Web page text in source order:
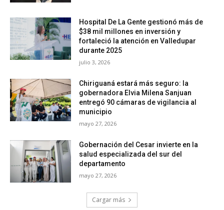
Hospital De La Gente gestionó más de
$38 mil millones en inversión y
fortaleció la atención en Valledupar
durante 2025
julio 3, 2026
Chiriguaná estará más seguro: la
gobernadora Elvia Milena Sanjuan
entregó 90 cámaras de vigilancia al
municipio
mayo 27, 2026
Gobernación del Cesar invierte en la
salud especializada del sur del
departamento
mayo 27, 2026
Cargar más